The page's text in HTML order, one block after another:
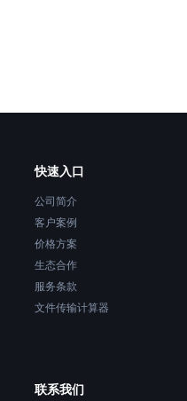
快速入口
公司简介
客户案例
价格方案
生态合作
服务条款
文件传输计算器
联系我们